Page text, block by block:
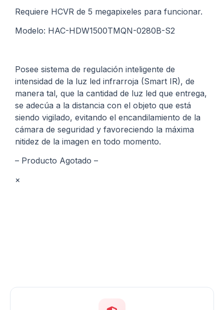
Requiere HCVR de 5 megapixeles para funcionar.
Modelo: HAC-HDW1500TMQN-0280B-S2
Posee sistema de regulación inteligente de
intensidad de la luz led infrarroja (Smart IR), de
manera tal, que la cantidad de luz led que entrega,
se adecúa a la distancia con el objeto que está
siendo vigilado, evitando el encandilamiento de la
cámara de seguridad y favoreciendo la máxima
nitidez de la imagen en todo momento.
– Producto Agotado –
×